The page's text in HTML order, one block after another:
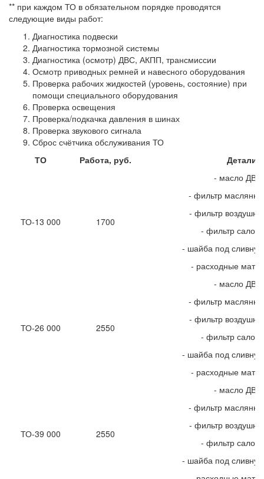
** при каждом ТО в обязательном порядке проводятся
следующие виды работ:
Диагностика подвески
Диагностика тормозной системы
Диагностика (осмотр) ДВС, АКПП, трансмиссии
Осмотр приводных ремней и навесного оборудования
Проверка рабочих жидкостей (уровень, состояние) при
помощи специального оборудования
Проверка освещения
Проверка/подкачка давления в шинах
Проверка звукового сигнала
Сброс счётчика обслуживания ТО
ТО
Работа, руб. Детали,
ТО-13 000 1700
- масло ДВС
- фильтр
- фильтр
- фильтр
- шайба под
- расходные
ТО-26 000 2550
- масло ДВС
- фильтр
- фильтр
- фильтр
- шайба под
- расходные
ТО-39 000 2550
- масло ДВС
- фильтр
- фильтр
- фильтр
- шайба под